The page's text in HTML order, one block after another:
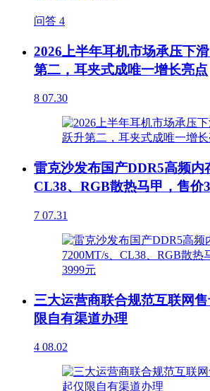
问答 4
2026上半年耳机市场承压下
第二，耳夹式成唯一增长亮点
8 07.30
雷克沙发布国产DDR5高频内
CL38、RGB散热马甲，售价
7 07.31
三大运营商联合规范互联网
限自有渠道办理
4 08.02